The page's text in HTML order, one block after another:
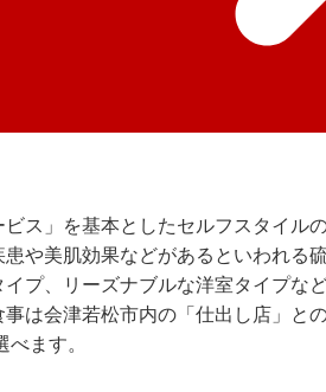
ス」を基本としたセルフスタイル
や美肌効果などがあるといわれる
プ、リーズナブルな洋室タイプな
は会津若松市内の「仕出し店」と
ます。